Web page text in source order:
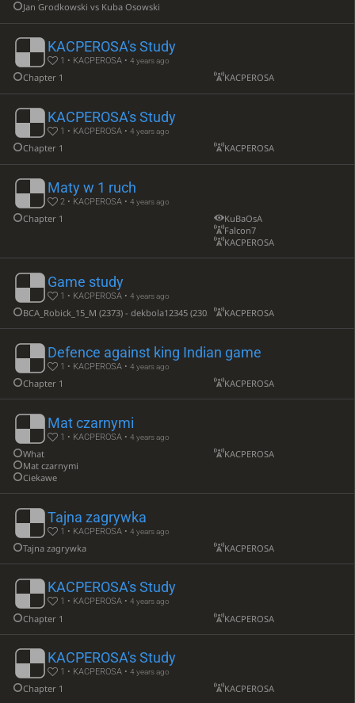
Jan Grodkowski vs Kuba Osowski
KACPEROSA's Study
1 • KACPEROSA •4 years ago
Chapter 1 KACPEROSA
KACPEROSA's Study
1 • KACPEROSA •4 years ago
Chapter 1 KACPEROSA
Maty w 1 ruch
2 • KACPEROSA •4 years ago
Chapter 1
KuBaOsA
Falcon7
KACPEROSA
Game study
1 • KACPEROSA •4 years ago
BCA_Robick_15_M (2373) - dekbola12345 (2303) KACPEROSA
Defence against king Indian game
1 • KACPEROSA •4 years ago
Chapter 1 KACPEROSA
Mat czarnymi
1 • KACPEROSA •4 years ago
What
Mat czarnymi
Ciekawe
KACPEROSA
Tajna zagrywka
1 • KACPEROSA •4 years ago
Tajna zagrywka KACPEROSA
KACPEROSA's Study
1 • KACPEROSA •4 years ago
Chapter 1 KACPEROSA
KACPEROSA's Study
1 • KACPEROSA •4 years ago
Chapter 1 KACPEROSA